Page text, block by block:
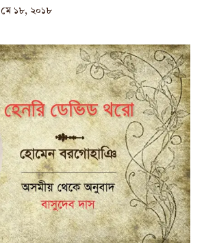
মে ১৮, ২০১৮